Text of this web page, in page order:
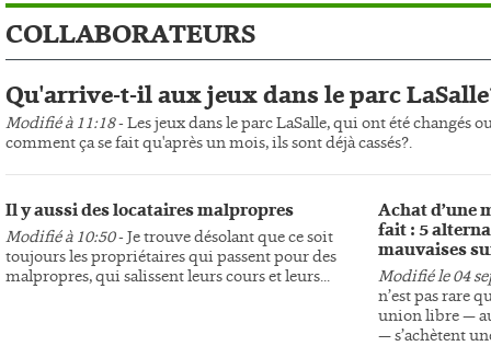
COLLABORATEURS
Qu'arrive-t-il aux jeux dans le parc
Modifié à 11:18- Les jeux dans le parc LaSalle, qui ont été changés
comment ça se fait qu'après un mois, ils sont déjà cassés?.
Il y aussi des locataires malpropres
Modifié à 10:50- Je trouve désolant que ce soit
toujours les propriétaires qui passent pour des
malpropres, qui salissent leurs cours et leurs...
Achat d’une
fait : 5
mauvaises
Modifié le 04
n’est pas rare
union libre —
— s’achètent